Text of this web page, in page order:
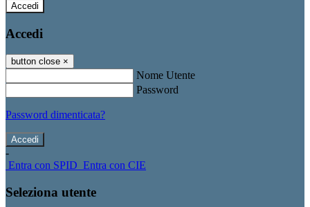
Accedi
Accedi
button close ×
Nome Utente
Password
Password dimenticata?
-
Entra con SPID Entra con CIE
Seleziona utente